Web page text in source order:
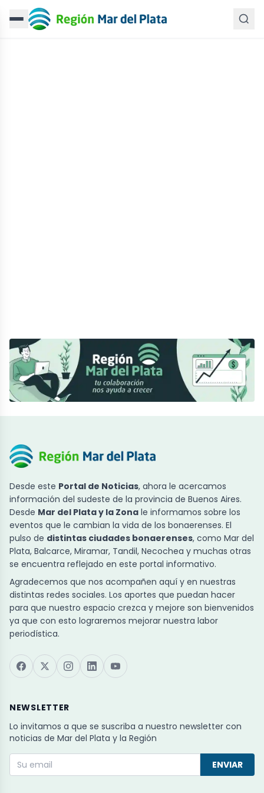
Desde este Portal de Noticias, ahora le acercamos
información del sudeste de la provincia de Buenos Aires.
Desde Mar del Plata y la Zona le informamos sobre los
eventos que le cambian la vida de los bonaerenses. El
pulso de distintas ciudades bonaerenses, como Mar del
Plata, Balcarce, Miramar, Tandil, Necochea y muchas otras
se encuentra reflejado en este portal informativo.
Agradecemos que nos acompañen aquí y en nuestras
distintas redes sociales. Los aportes que puedan hacer
para que nuestro espacio crezca y mejore son bienvenidos
ya que con esto lograremos mejorar nuestra labor
periodística.
NEWSLETTER
Lo invitamos a que se suscriba a nuestro newsletter con
noticias de Mar del Plata y la Región
ENVIAR